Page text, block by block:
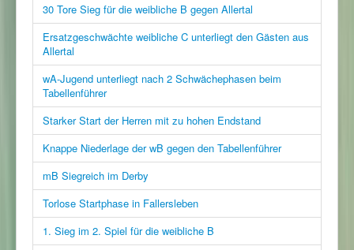
30 Tore Sieg für die weibliche B gegen Allertal
Ersatzgeschwächte weibliche C unterliegt den Gästen aus
Allertal
wA-Jugend unterliegt nach 2 Schwächephasen beim
Tabellenführer
Starker Start der Herren mit zu hohen Endstand
Knappe Niederlage der wB gegen den Tabellenführer
mB Siegreich im Derby
Torlose Startphase in Fallersleben
1. Sieg im 2. Spiel für die weibliche B